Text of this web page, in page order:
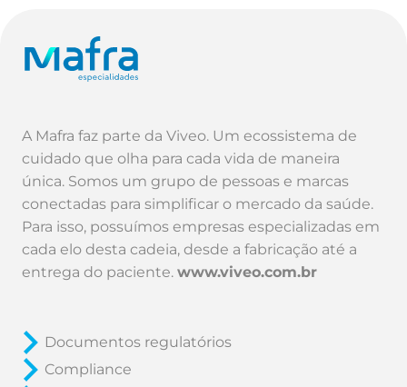
A Mafra faz parte da Viveo. Um ecossistema de
cuidado que olha para cada vida de maneira
única. Somos um grupo de pessoas e marcas
conectadas para simplificar o mercado da saúde.
Para isso, possuímos empresas especializadas em
cada elo desta cadeia, desde a fabricação até a
entrega do paciente.www.viveo.com.br
Documentos regulatórios
Compliance